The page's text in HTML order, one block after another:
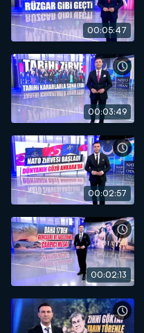
00:05:47
00:03:49
00:02:57
00:02:13